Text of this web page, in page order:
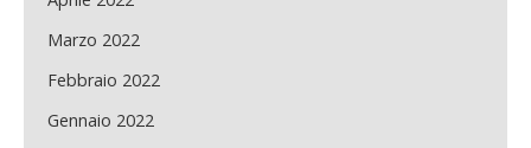
Marzo 2022
Febbraio 2022
Gennaio 2022